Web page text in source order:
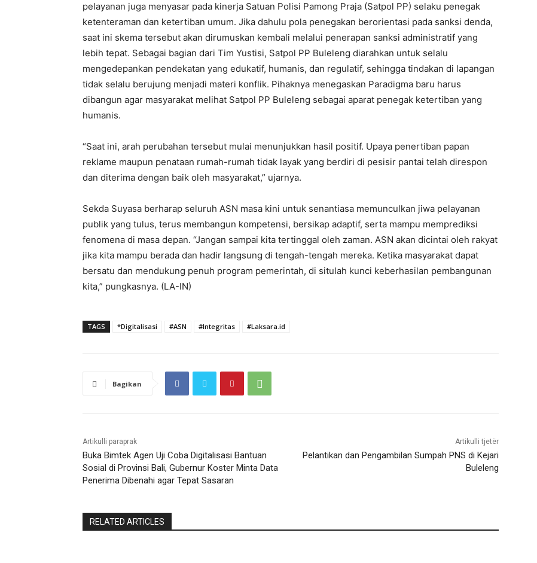
pelayanan juga menyasar pada kinerja Satuan Polisi Pamong Praja (Satpol PP) selaku penegak
ketenteraman dan ketertiban umum. Jika dahulu pola penegakan berorientasi pada sanksi denda,
saat ini skema tersebut akan dirumuskan kembali melalui penerapan sanksi administratif yang
lebih tepat. Sebagai bagian dari Tim Yustisi, Satpol PP Buleleng diarahkan untuk selalu
mengedepankan pendekatan yang edukatif, humanis, dan regulatif, sehingga tindakan di lapangan
tidak selalu berujung menjadi materi konflik. Pihaknya menegaskan Paradigma baru harus
dibangun agar masyarakat melihat Satpol PP Buleleng sebagai aparat penegak ketertiban yang
humanis.
“Saat ini, arah perubahan tersebut mulai menunjukkan hasil positif. Upaya penertiban papan
reklame maupun penataan rumah-rumah tidak layak yang berdiri di pesisir pantai telah direspon
dan diterima dengan baik oleh masyarakat,” ujarnya.
Sekda Suyasa berharap seluruh ASN masa kini untuk senantiasa memunculkan jiwa pelayanan
publik yang tulus, terus membangun kompetensi, bersikap adaptif, serta mampu memprediksi
fenomena di masa depan. “Jangan sampai kita tertinggal oleh zaman. ASN akan dicintai oleh rakyat
jika kita mampu berada dan hadir langsung di tengah-tengah mereka. Ketika masyarakat dapat
bersatu dan mendukung penuh program pemerintah, di situlah kunci keberhasilan pembangunan
kita,” pungkasnya. (LA-IN)
TAGS *Digitalisasi #ASN #Integritas #Laksara.id
Bagikan
Artikulli paraprak
Buka Bimtek Agen Uji Coba Digitalisasi Bantuan
Sosial di Provinsi Bali, Gubernur Koster Minta Data
Penerima Dibenahi agar Tepat Sasaran
Artikulli tjetër
Pelantikan dan Pengambilan Sumpah PNS di Kejari
Buleleng
RELATED ARTICLES